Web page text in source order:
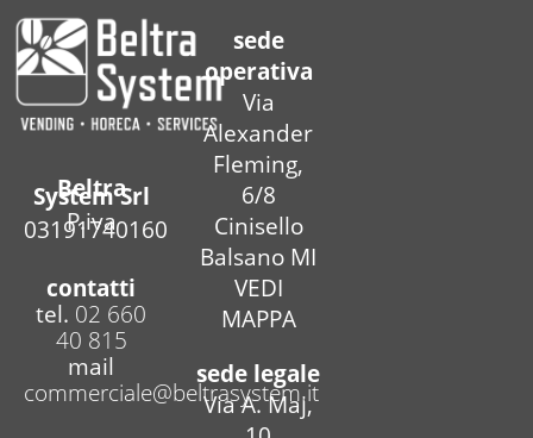
Beltra
System Srl
P.iva
03191740160
contatti
tel. 02 660
40 815
mail
commerciale@beltrasystem.it
sede
operativa
Via
Alexander
Fleming,
6/8
Cinisello
Balsano MI
VEDI
MAPPA
sede legale
Via A. Maj,